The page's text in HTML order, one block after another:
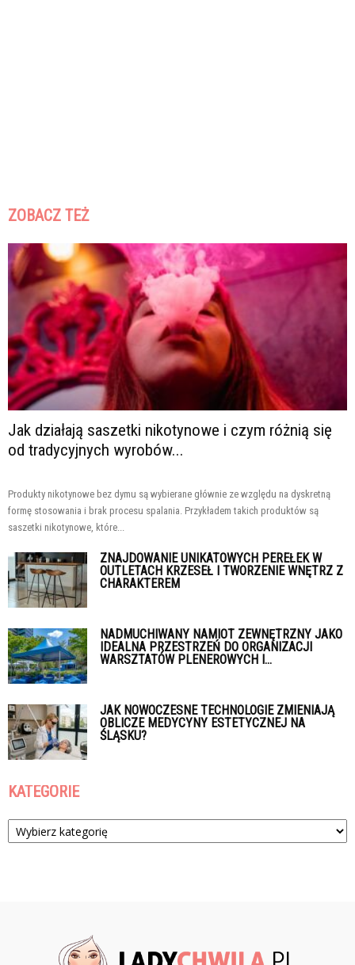
ZOBACZ TEŻ
Jak działają saszetki nikotynowe i czym różnią się
od tradycyjnych wyrobów...
Produkty nikotynowe bez dymu są wybierane głównie ze względu na dyskretną
formę stosowania i brak procesu spalania. Przykładem takich produktów są
saszetki nikotynowe, które...
ZNAJDOWANIE UNIKATOWYCH PEREŁEK W
OUTLETACH KRZESEŁ I TWORZENIE WNĘTRZ Z
CHARAKTEREM
NADMUCHIWANY NAMIOT ZEWNĘTRZNY JAKO
IDEALNA PRZESTRZEŃ DO ORGANIZACJI
WARSZTATÓW PLENEROWYCH I...
JAK NOWOCZESNE TECHNOLOGIE ZMIENIAJĄ
OBLICZE MEDYCYNY ESTETYCZNEJ NA
ŚLĄSKU?
KATEGORIE
Kategorie